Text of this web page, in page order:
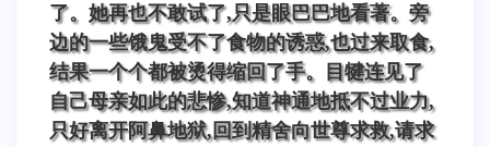
了。她再也不敢试了,只是眼巴巴地看著。旁
边的一些饿鬼受不了食物的诱惑,也过来取食,
结果一个个都被烫得缩回了手。目犍连见了
自己母亲如此的悲惨,知道神通地抵不过业力,
只好离开阿鼻地狱,回到精舍向世尊求救,请求